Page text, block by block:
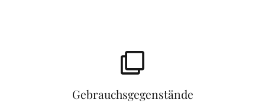
Gebrauchsgegenstände